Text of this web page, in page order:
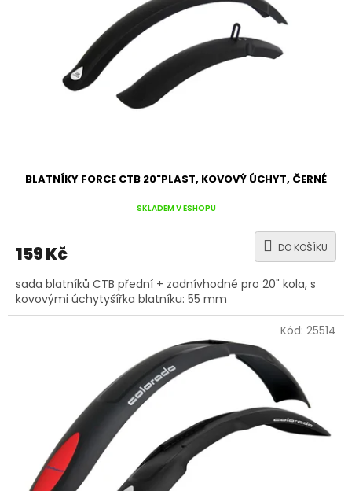
BLATNÍKY FORCE CTB 20"PLAST, KOVOVÝ ÚCHYT, ČERNÉ
SKLADEM V ESHOPU
159 Kč DO KOŠÍKU
sada blatníků CTB přední + zadnívhodné pro 20" kola, s
kovovými úchytyšířka blatníku: 55 mm
Kód: 25514